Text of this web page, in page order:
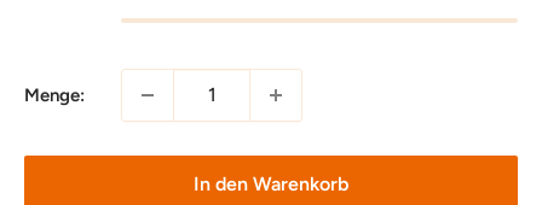
Menge:
In den Warenkorb